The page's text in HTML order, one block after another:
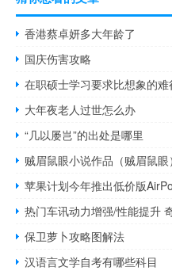
香港蔡卓妍多大年龄了
国庆伤害攻略
在职硕士学习要求比想象的
大年夜老人过世怎么办
“几以屡岂”的出处是哪里
贼眉鼠眼小说作品（贼眉鼠眼）
苹果计划今年推出低价版
热门车讯动力增强/性能提升
保卫萝卜攻略图解法
汉语言文学自考有哪些科目